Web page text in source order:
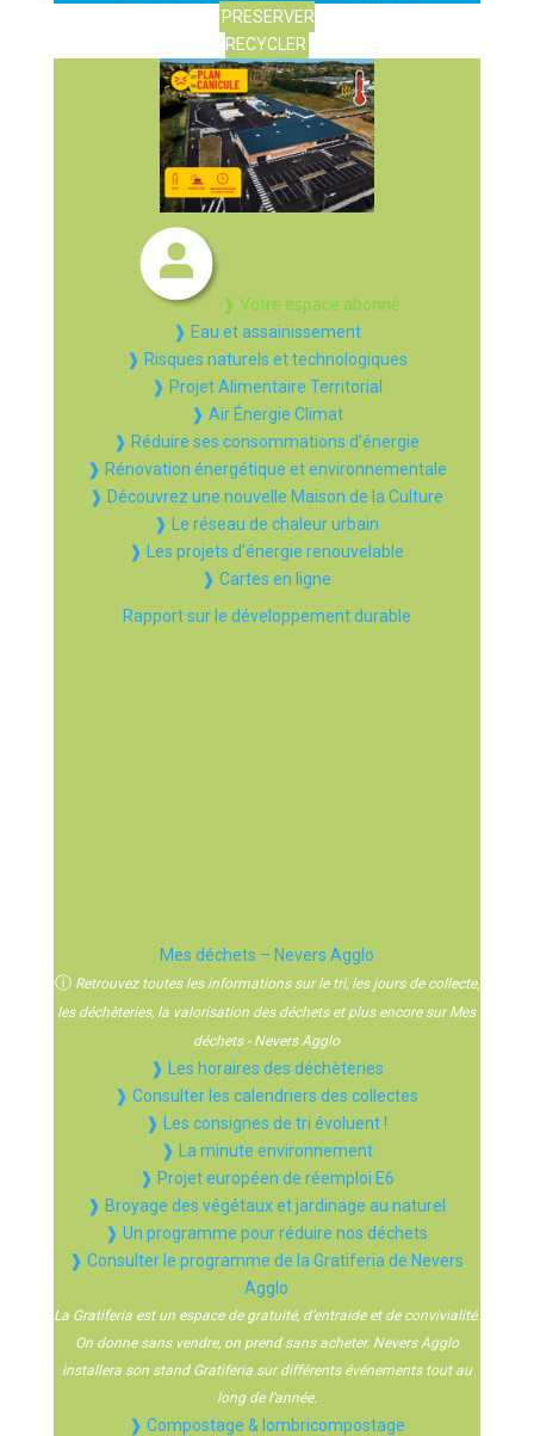
PRESERVER
RECYCLER
❱ Votre espace abonné
❱ Eau et assainissement
❱ Risques naturels et technologiques
❱ Projet Alimentaire Territorial
❱ Air Énergie Climat
❱ Réduire ses consommations d’énergie
❱ Rénovation énergétique et environnementale
❱ Découvrez une nouvelle Maison de la Culture
❱ Le réseau de chaleur urbain
❱ Les projets d’énergie renouvelable
❱ Cartes en ligne
Rapport sur le développement durable
Mes déchets – Nevers Agglo
ⓘ Retrouvez toutes les informations sur le tri, les jours de collecte,
les déchèteries, la valorisation des déchets et plus encore sur Mes
déchets - Nevers Agglo
❱ Les horaires des déchèteries
❱ Consulter les calendriers des collectes
❱ Les consignes de tri évoluent !
❱ La minute environnement
❱ Projet européen de réemploi E6
❱ Broyage des végétaux et jardinage au naturel
❱ Un programme pour réduire nos déchets
❱ Consulter le programme de la Gratiferia de Nevers
Agglo
La Gratiferia est un espace de gratuité, d’entraide et de convivialité.
On donne sans vendre, on prend sans acheter. Nevers Agglo
installera son stand Gratiferia sur différents événements tout au
long de l’année.
❱ Compostage & lombricompostage